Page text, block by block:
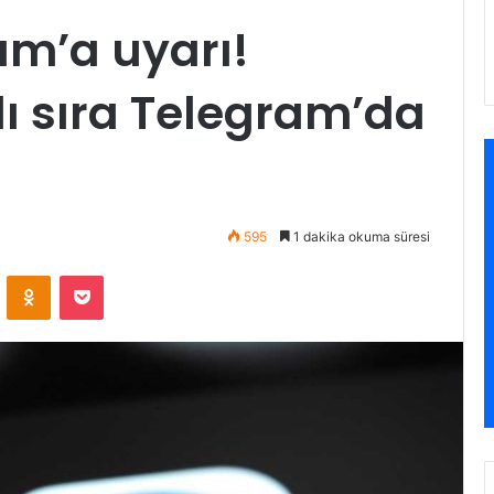
uyarı!
sıra Telegram’da
595 1 dakika okuma süresi
Odnoklassniki
Pocket